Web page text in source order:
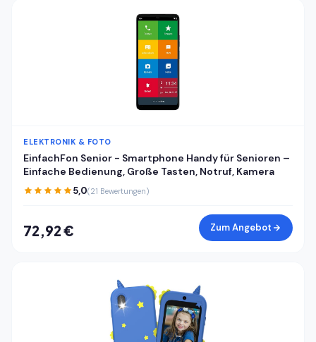
ELEKTRONIK & FOTO
EinfachFon Senior - Smartphone Handy für Senioren –
Einfache Bedienung, Große Tasten, Notruf, Kamera
5,0(21 Bewertungen)
72,92 € Zum Angebot